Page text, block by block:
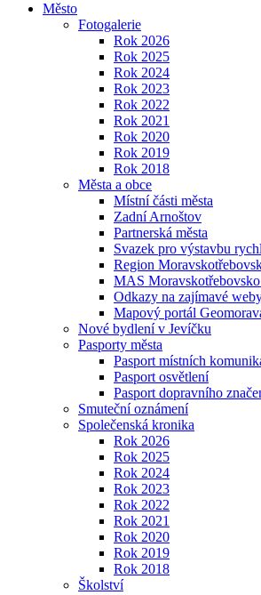
Město
Fotogalerie
Rok 2026
Rok 2025
Rok 2024
Rok 2023
Rok 2022
Rok 2021
Rok 2020
Rok 2019
Rok 2018
Města a obce
Místní části města
Zadní Arnoštov
Partnerská města
Svazek pro výstavbu
Region
MAS Moravskotřebovsko
Odkazy na zajímavé
Mapový portál
Nové bydlení v Jevíčku
Pasporty města
Pasport místních
Pasport osvětlení
Pasport dopravního
Smuteční oznámení
Společenská kronika
Rok 2026
Rok 2025
Rok 2024
Rok 2023
Rok 2022
Rok 2021
Rok 2020
Rok 2019
Rok 2018
Školství